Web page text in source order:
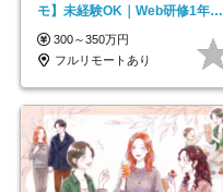
モ】未経験OK｜Web研修1年間
｜副業OK
300～350万円
フルリモートあり